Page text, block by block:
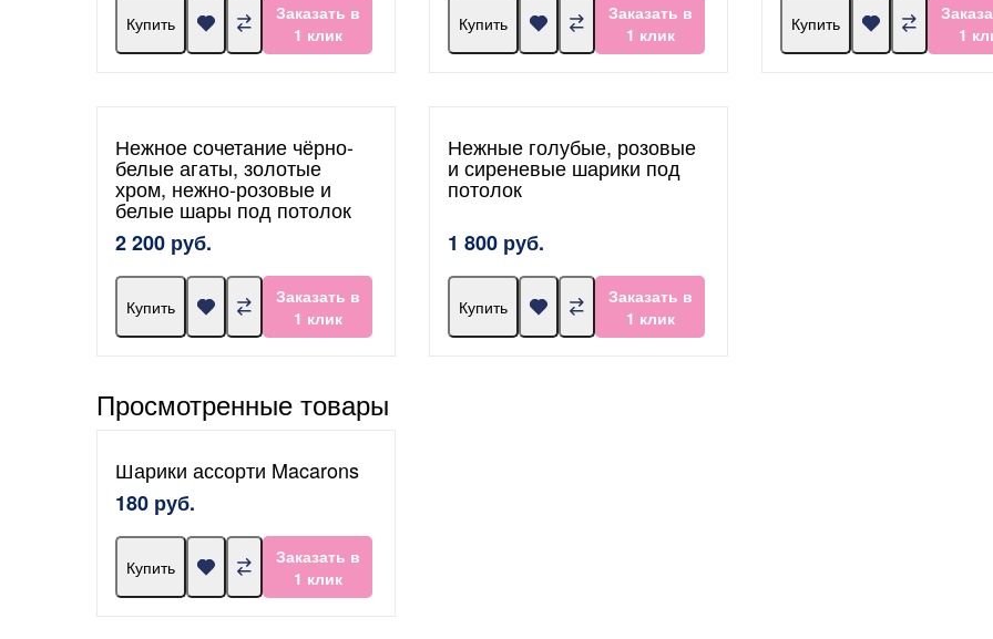
Купить
Заказать в
1 клик
Купить
Заказать в
1 клик
Купить
1
Нежное сочетание чёрно-
белые агаты, золотые
хром, нежно-розовые и
белые шары под потолок
2 200 руб.
Купить
Заказать в
1 клик
Нежные голубые, розовые
и сиреневые шарики под
потолок
1 800 руб.
Купить
Заказать в
1 клик
Просмотренные товары
Шарики ассорти Macarons
180 руб.
Купить
Заказать в
1 клик